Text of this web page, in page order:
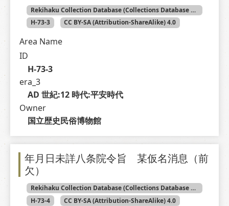
Rekihaku Collection Database (Collections Database of the National Museum of Japanese History)
H-73-3
CC BY-SA (Attribution-ShareAlike) 4.0
Area Name
ID
H-73-3
era_3
AD 世紀:12 時代:平安時代
Owner
国立歴史民俗博物館
年月日未詳八条院令旨 某仮名消息（前
欠）
Rekihaku Collection Database (Collections Database of the National Museum of Japanese History)
H-73-4
CC BY-SA (Attribution-ShareAlike) 4.0